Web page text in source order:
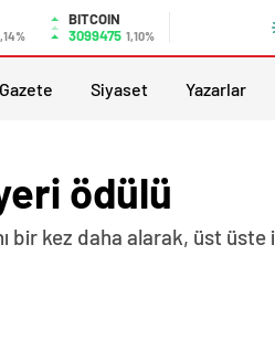
BITCOIN
3099475 1,10%
Siyaset Yazarlar
ödülü
bir kez daha alarak, üst